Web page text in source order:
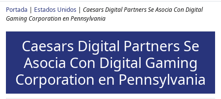
Portada | Estados Unidos | Caesars Digital Partners Se Asocia Con Digital
Gaming Corporation en Pennsylvania
Caesars Digital Partners Se
Asocia Con Digital Gaming
Corporation en Pennsylvania